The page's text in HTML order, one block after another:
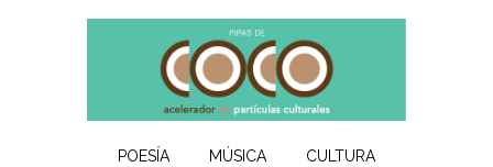
POESÍA MÚSICA
CULTURA